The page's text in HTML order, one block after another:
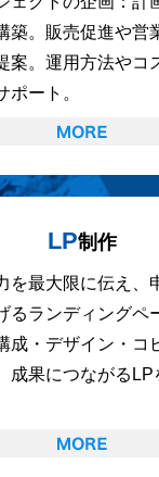
築。販売促進や営
案。運用方法やコ
ポート。
LP制作
を最大限に伝え、
るランディングペ
成・デザイン・コ
成果につながるLP